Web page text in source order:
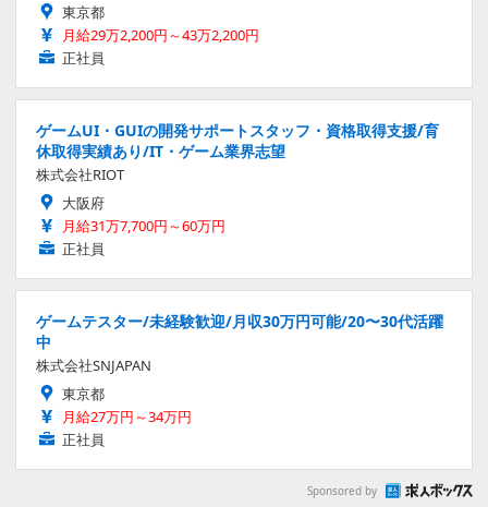
東京都
月給29万2,200円～43万2,200円
正社員
ゲームUI・GUIの開発サポートスタッフ・資格取得支援/育
休取得実績あり/IT・ゲーム業界志望
株式会社RIOT
大阪府
月給31万7,700円～60万円
正社員
ゲームテスター/未経験歓迎/月収30万円可能/20〜30代活躍
中
株式会社SNJAPAN
東京都
月給27万円～34万円
正社員
Sponsored by